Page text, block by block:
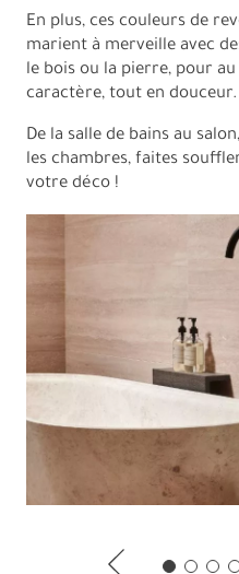
En plus, ces couleurs de
marient à merveille avec
le bois ou la pierre, pour
caractère, tout en douceur.
De la salle de bains au
les chambres, faites
votre déco !